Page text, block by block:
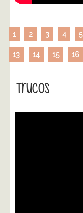
1 2 3 4 5
13 14 15 16
Trucos